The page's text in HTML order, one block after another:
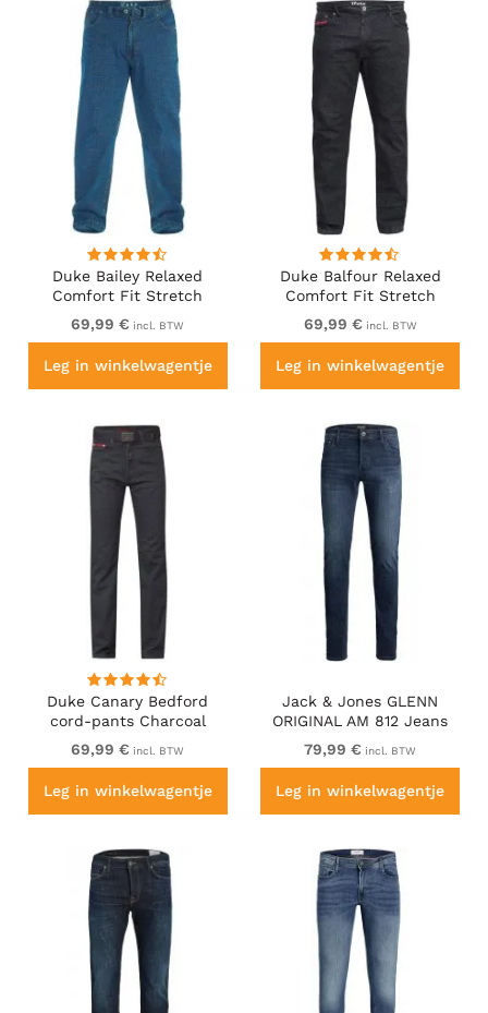
Duke Bailey Relaxed
Comfort Fit Stretch
Jeans With Elasticated
Waist Stonewash
69,99 € incl. BTW
Leg in winkelwagentje
Duke Balfour Relaxed
Comfort Fit Stretch
Jeans With Elasticated
Waist Black
69,99 € incl. BTW
Leg in winkelwagentje
Duke Canary Bedford
cord-pants Charcoal
69,99 € incl. BTW
Leg in winkelwagentje
Jack & Jones GLENN
ORIGINAL AM 812 Jeans
Blue Denim
79,99 € incl. BTW
Leg in winkelwagentje